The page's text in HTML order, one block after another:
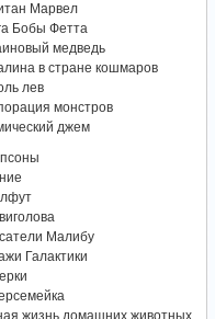
Марвел
Бобы Фетта
медведь
в стране кошмаров
лев
монстров
джем
Малибу
Галактики
жизнь домашних животных